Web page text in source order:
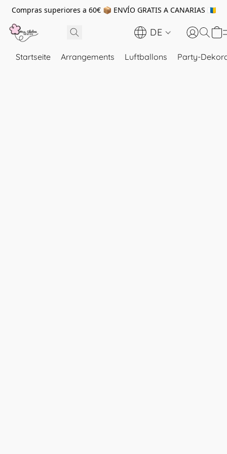
Compras superiores a 60€ 📦 ENVÍO GRATIS A CANARIAS 🇮🇨
DE
Startseite Arrangements Luftballons Party-